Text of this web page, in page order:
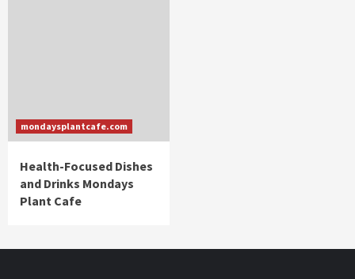
mondaysplantcafe.com
Health-Focused Dishes
and Drinks Mondays
Plant Cafe